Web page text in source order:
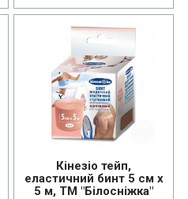
Кінезіо тейп,
еластичний бинт 5 см х
5 м, ТМ "Білосніжка"